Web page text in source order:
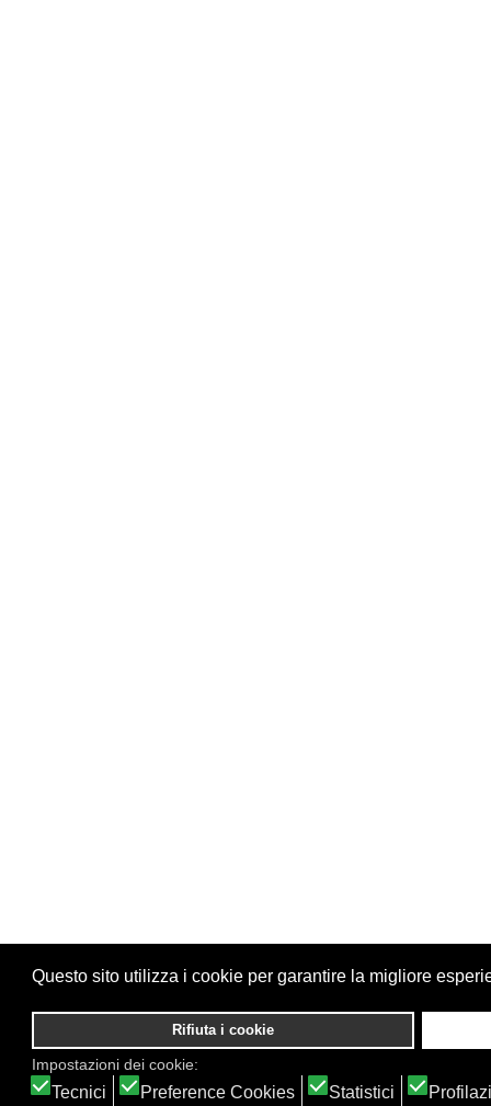
Questo sito utilizza i cookie per garantire la migliore
Rifiuta i cookie
Impostazioni dei cookie:
Tecnici Preference Cookies Statistici